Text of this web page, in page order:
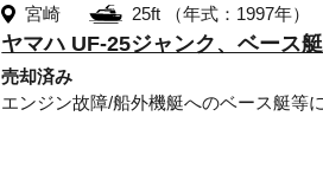
宮崎
25ft （年式：1997年）
ヤマハ UF-25ジャンク、ベース艇
売却済み
エンジン故障/船外機艇へのベース艇等